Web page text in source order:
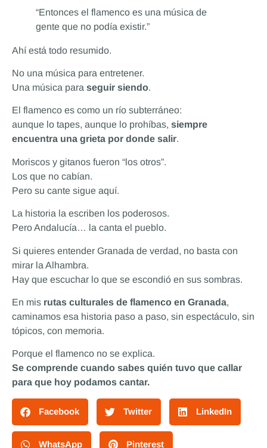
“Entonces el flamenco es una música de
gente que no podía existir.”
Ahí está todo resumido.
No una música para entretener.
Una música para seguir siendo.
El flamenco es como un río subterráneo:
aunque lo tapes, aunque lo prohíbas, siempre
encuentra una grieta por donde salir.
Moriscos y gitanos fueron “los otros”.
Los que no cabían.
Pero su cante sigue aquí.
La historia la escriben los poderosos.
Pero Andalucía… la canta el pueblo.
Si quieres entender Granada de verdad, no basta con
mirar la Alhambra.
Hay que escuchar lo que se escondió en sus sombras.
En mis rutas culturales de flamenco en Granada,
caminamos esa historia paso a paso, sin espectáculo, sin
tópicos, con memoria.
Porque el flamenco no se explica.
Se comprende cuando sabes quién tuvo que callar
para que hoy podamos cantar.
Facebook Twitter LinkedIn
WhatsApp Pinterest